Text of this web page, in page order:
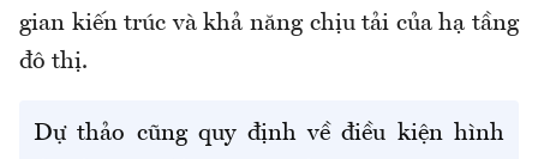
gian kiến trúc và khả năng chịu tải của hạ tầng
đô thị.
Dự thảo cũng quy định về điều kiện hình